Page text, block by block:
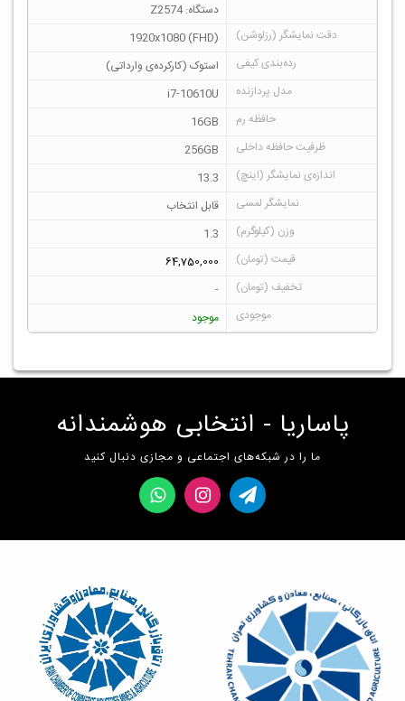
دستگاه: Z2574
1920x1080 (FHD)
استوک (کارکرده‌ی وارداتی)
i7-10610U
16GB
256GB
13.3
قابل انتخاب
1.3
64,750,000
-
موجود
پاساریا - انتخابی هوشمندانه
ما را در شبکه‌های اجتماعی و مجازی دنبال کنید